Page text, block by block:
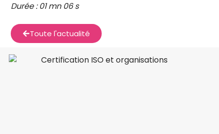
Durée : 01 mn 06 s
Toute l'actualité